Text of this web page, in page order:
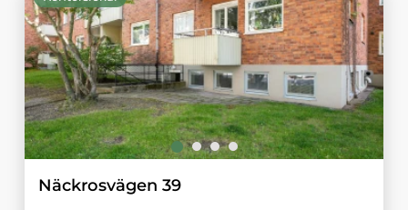
Näckrosvägen 39